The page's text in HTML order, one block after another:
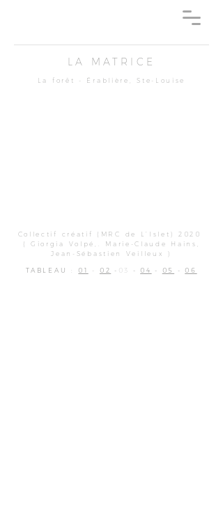
LA MATRICE
La forêt - Érablière, Ste-Louise
Collectif créatif (MRC de L’Islet) 2020
( Giorgia Volpé,. Marie-Claude Hains,
Jean-Sébastien Veilleux )
TABLEAU : 01 - 02 - 03 - 04 - 05 - 06